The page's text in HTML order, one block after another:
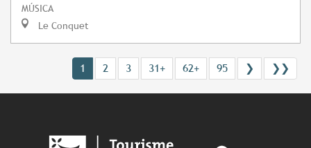
MÚSICA
Le Conquet
1 2 3 31+ 62+ 95 ❯ ❯❯